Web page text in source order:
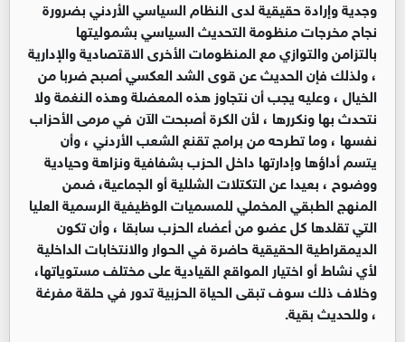
وجدية وإرادة حقيقية لدى النظام السياسي الأردني بضرورة
نجاح مخرجات منظومة التحديث السياسي بشموليتها
بالتزامن والتوازي مع المنظومات الأخرى الاقتصادية والإدارية
، ولذلك فإن الحديث عن قوى الشد العكسي أصبح ضربا من
الخيال ، وعليه يجب أن نتجاوز هذه المعضلة وهذه النغمة ولا
نتحدث بها ونكررها ، لأن الكرة أصبحت الآن في مرمى الأحزاب
نفسها ، وما تطرحه من برامج تقنع الشعب الأردني ، وأن
يتسم أداؤها وإدارتها داخل الحزب بشفافية ونزاهة وحيادية
ووضوح ، بعيدا عن التكتلات الشللية أو الجماعية، ضمن
المنهج الطبقي المخملي للمسميات الوظيفية الرسمية العليا
التي تقلدها كل عضو من أعضاء الحزب سابقا ، وأن تكون
الديمقراطية الحقيقية حاضرة في الحوار والانتخابات الداخلية
لأي نشاط أو اختيار المواقع القيادية على مختلف مستوياتها،
وخلاف ذلك سوف تبقى الحياة الحزبية تدور في حلقة مفرغة
، وللحديث بقية.